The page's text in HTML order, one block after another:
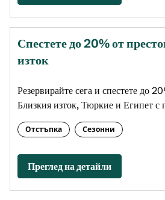
Спестете до 20% от
изток
Резервирайте сега и спестете до
Близкия изток, Тюркие и Египет с
Отстъпка Сезонни
Преглед на детайли